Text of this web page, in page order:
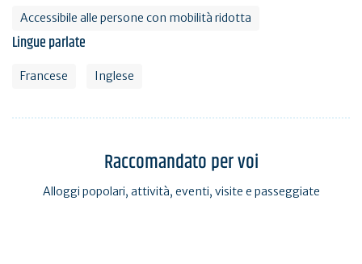
Accessibile alle persone con mobilità ridotta
Lingue parlate
Francese Inglese
Raccomandato per voi
Alloggi popolari, attività, eventi, visite e passeggiate